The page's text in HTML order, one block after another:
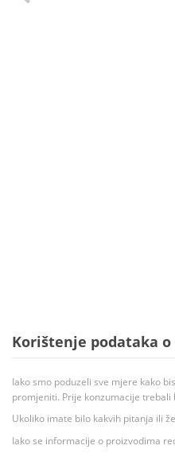
Korištenje podataka o
Iako smo poduzeli sve mjere kako
promjeniti. Prije konzumacije
Ukoliko imate bilo kakvih pitanja ili
Iako se informacije o proizvodima